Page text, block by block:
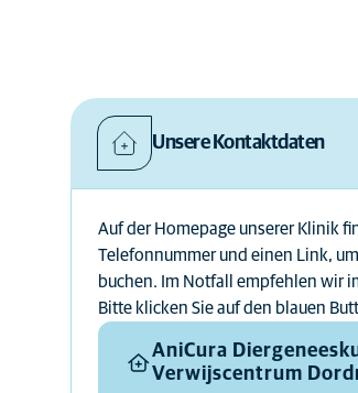
Unsere Kontaktdaten
Auf der Homepage unserer Klinik
Telefonnummer und einen Link,
buchen. Im Notfall empfehlen wir
Bitte klicken Sie auf den blauen
AniCura
Verwijscentrum